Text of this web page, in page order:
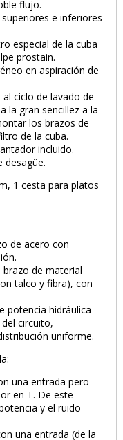
CARRITO
flujo.
e inferiores
especial de la cuba
prostain.
en aspiración de
ciclo de lavado de
la gran sencillez a la
los brazos de
de la cuba.
incluido.
desagüe.
1 cesta para platos
de acero con
brazo de material
talco y fibra), con
potencia hidráulica
circuito,
uniforme.
una entrada pero
en T. De este
y el ruido
una entrada (de la